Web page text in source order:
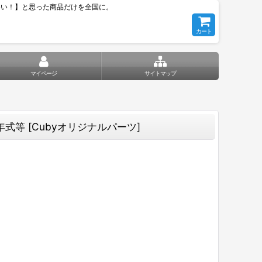
！】と思った商品だけを全国に。
カート
マイページ サイトマップ
式等 [Cubyオリジナルパーツ]